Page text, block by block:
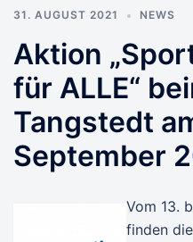
31. AUGUST 2021 NEWS
Aktion
für ALLE“
Tangstedt
September
Vom 13.
finden die